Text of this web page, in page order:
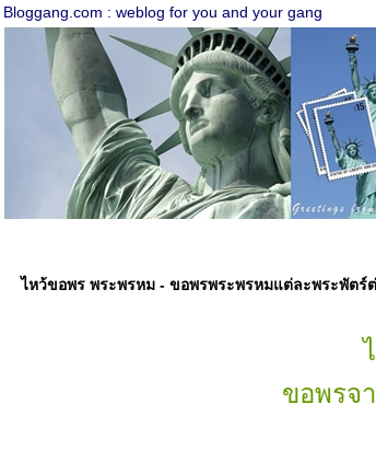
Bloggang.com : weblog for you and your gang
ไหว้ขอพร พระพรหม - ขอพรพระพรหมแต่ละพระพัตร์
ขอพรจ